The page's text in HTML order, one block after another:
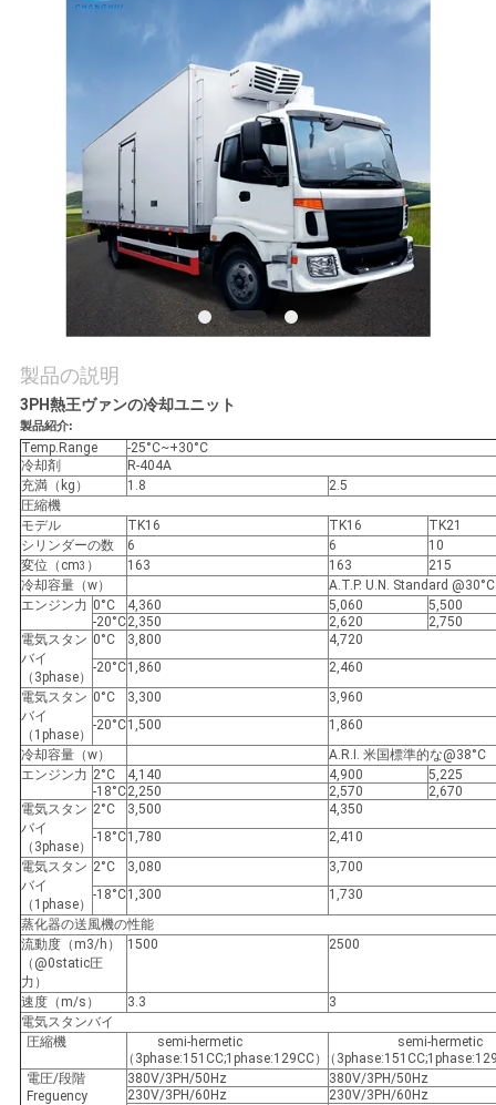
連
絡
く
だ
さ
い
ニ
ュ
ー
ス
事
件
地
図
製品の説明
3PH熱王ヴァンの冷却ユニット
製品紹介:
Temp.Range
-25°C~+30°C
冷却剤
R-404A
充満（kg）
1.8
2.5
圧縮機
モデル
TK16 TK16
TK21
シリンダーの数
6 6
10
変位（cm3 ） 163 163
215
冷却容量（w）
A.T.P. U.N. Standard
エンジン力 0°C 4,360 5,060
5,500
-20°C2,350 2,620
2,750
電気スタン
バイ
（3phase）
0°C 3,800
4,720
-20°C1,860
2,460
電気スタン
バイ
（1phase）
0°C 3,300
3,960
-20°C1,500
1,860
冷却容量（w）
A.R.I. 米国標準的な@38°C
エンジン力 2°C 4,140 4,900
5,225
-18°C2,250 2,570
2,670
電気スタン
バイ
（3phase）
2°C 3,500
4,350
-18°C1,780
2,410
電気スタン
バイ
（1phase）
2°C 3,080
3,700
-18°C1,300
1,730
蒸化器の送風機の性能
流動度（m3/h）
（@0static圧
力）
1500 2500
速度（m/s） 3.3
3
電気スタンバイ
圧縮機
semi-hermetic
（3phase:151CC;1phase:129CC）
semi-hermetic
（
電圧/段階
Freguency
380V/3PH/50Hz
380V/3PH/50Hz
230V/3PH/60Hz
230V/3PH/60Hz